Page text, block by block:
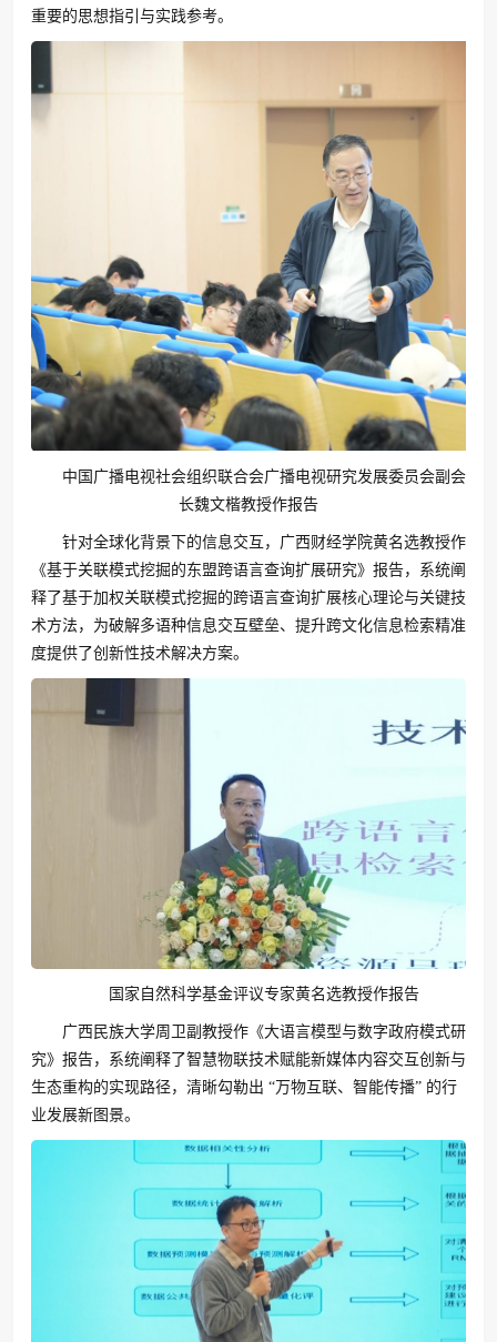
重要的思想指引与实践参考。
中国广播电视社会组织联合会广播电视研究发展委员会副会
长魏文楷教授作报告
针对全球化背景下的信息交互，广西财经学院黄名选教授作
《基于关联模式挖掘的东盟跨语言查询扩展研究》报告，系统阐
释了基于加权关联模式挖掘的跨语言查询扩展核心理论与关键技
术方法，为破解多语种信息交互壁垒、提升跨文化信息检索精准
度提供了创新性技术解决方案。
国家自然科学基金评议专家黄名选教授作报告
广西民族大学周卫副教授作《大语言模型与数字政府模式研
究》报告，系统阐释了智慧物联技术赋能新媒体内容交互创新与
生态重构的实现路径，清晰勾勒出 “万物互联、智能传播” 的行
业发展新图景。